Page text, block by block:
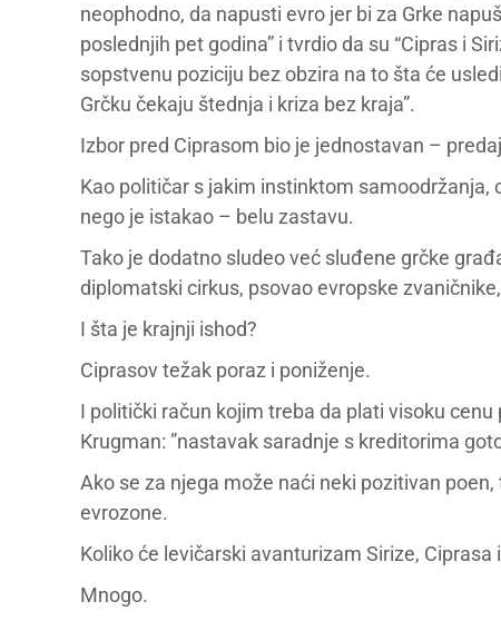
neophodno, da napusti evro jer bi za Grke
poslednjih pet godina” i tvrdio da su “Cipras i
sopstvenu poziciju bez obzira na to šta će
Grčku čekaju štednja i kriza bez kraja”.
Izbor pred Ciprasom bio je jednostavan –
Kao političar s jakim instinktom samoodržanja,
nego je istakao – belu zastavu.
Tako je dodatno sludeo već sluđene grčke
diplomatski cirkus, psovao evropske
I šta je krajnji ishod?
Ciprasov težak poraz i poniženje.
I politički račun kojim treba da plati visoku
Krugman: ”nastavak saradnje s kreditorima
Ako se za njega može naći neki pozitivan
evrozone.
Koliko će levičarski avanturizam Sirize,
Mnogo.